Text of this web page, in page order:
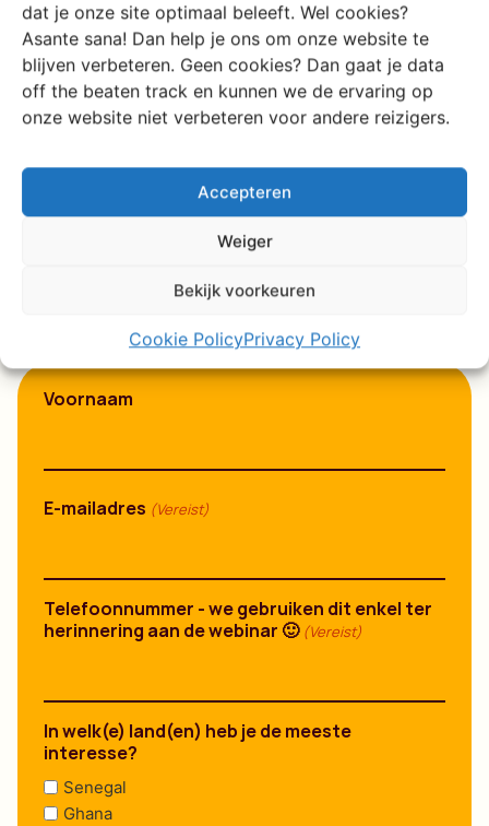
dat je onze site optimaal beleeft. Wel cookies?
Asante sana! Dan help je ons om onze website te
blijven verbeteren. Geen cookies? Dan gaat je data
off the beaten track en kunnen we de ervaring op
onze website niet verbeteren voor andere reizigers.
Accepteren
Weiger
Bekijk voorkeuren
Cookie PolicyPrivacy Policy
Schrijf je in voor onze
webinar op 24
september om 19.00
uur
Tien jaar lang was Oost- en Zuidelijk Afrika onze
achtertuin. Nu hebben we onze motor en 4×4’s gestart
richting het westen en noorden. We hebben de stoffige
wegen van Senegal, Ghana en Marokko verkend, nieuwe
vrienden gemaakt en zijn klaar om de verhalen te delen
tijdens onze gratis webinar.
Voornaam
E-mailadres (Vereist)
Telefoonnummer - we gebruiken dit enkel ter
herinnering aan de webinar 🙂 (Vereist)
In welk(e) land(en) heb je de meeste
interesse?
Senegal
Ghana